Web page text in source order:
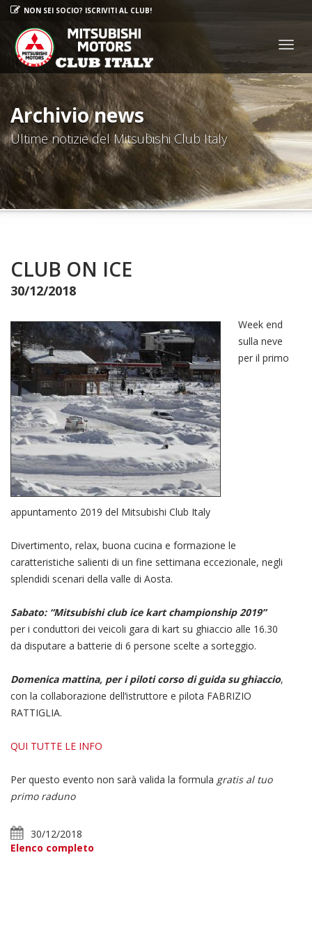
NON SEI SOCIO? ISCRIVITI AL CLUB!
Archivio news
Ultime notizie del Mitsubishi Club Italy
CLUB ON ICE
30/12/2018
Week end
sulla neve
per il primo
appuntamento 2019 del Mitsubishi Club Italy
Divertimento, relax, buona cucina e formazione le
caratteristiche salienti di un fine settimana eccezionale, negli
splendidi scenari della valle di Aosta.
Sabato: “Mitsubishi club ice kart championship 2019”
per i conduttori dei veicoli gara di kart su ghiaccio alle 16.30
da disputare a batterie di 6 persone scelte a sorteggio.
Domenica mattina, per i piloti corso di guida su ghiaccio,
con la collaborazione dell’istruttore e pilota FABRIZIO
RATTIGLIA.
QUI TUTTE LE INFO
Per questo evento non sarà valida la formula gratis al tuo
primo raduno
30/12/2018
Elenco completo